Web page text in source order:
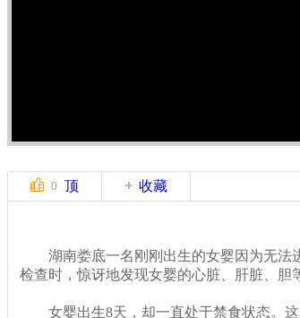
0 顶 收藏
湖南娄底一名刚刚出生的女婴因为无法
检查时，惊讶地发现女婴的心脏、肝脏、胆
女婴出生8天，却一直处于禁食状态。这